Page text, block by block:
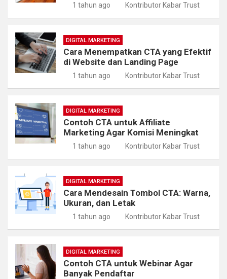
1 tahun ago Kontributor Kabar Trust
DIGITAL MARKETING
Cara Menempatkan CTA yang Efektif
di Website dan Landing Page
1 tahun ago Kontributor Kabar Trust
DIGITAL MARKETING
Contoh CTA untuk Affiliate
Marketing Agar Komisi Meningkat
1 tahun ago Kontributor Kabar Trust
DIGITAL MARKETING
Cara Mendesain Tombol CTA: Warna,
Ukuran, dan Letak
1 tahun ago Kontributor Kabar Trust
DIGITAL MARKETING
Contoh CTA untuk Webinar Agar
Banyak Pendaftar